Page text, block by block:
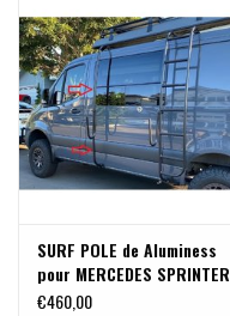
SURF POLE de Aluminess
pour MERCEDES SPRINTER
906 /907 Toit surélevé
€460,00